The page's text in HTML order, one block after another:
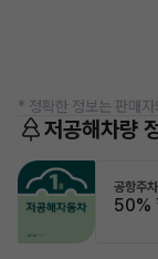
* 정확한 정보는 판매
저공해차량
공항주
50%